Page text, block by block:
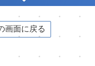
一覧から探す
地図から探す
画面に戻る